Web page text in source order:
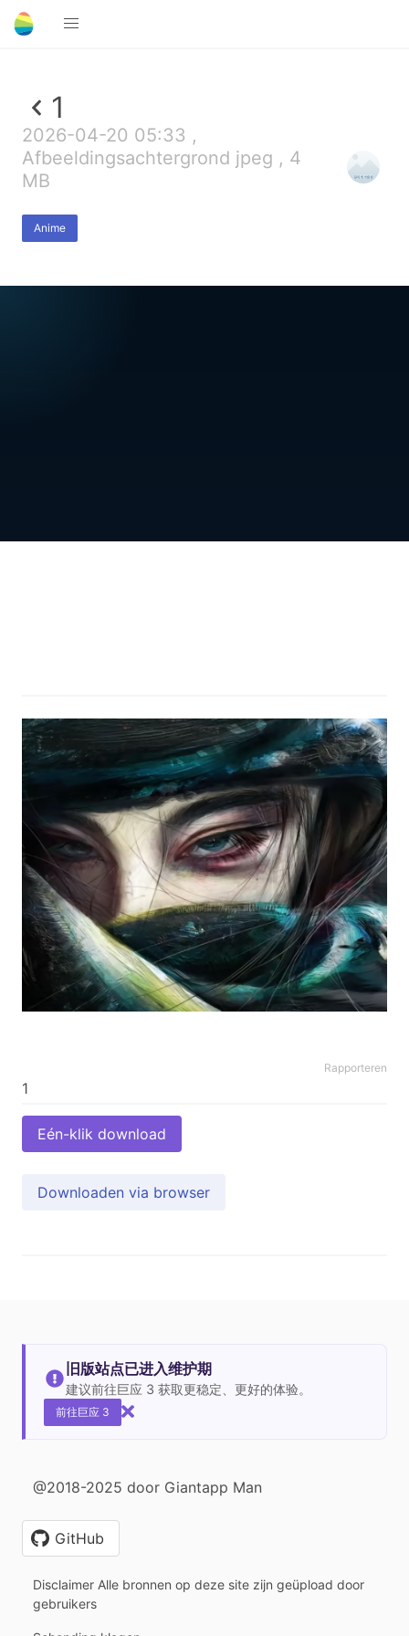
1
2026-04-20 05:33 ,
Afbeeldingsachtergrond jpeg , 4
MB
Anime
Rapporteren
Eén-klik download
Downloaden via browser
旧版站点已进入维护期
建议前往巨应 3 获取更稳定、更好的体验。
前往巨应 3
@2018-2025 door Giantapp Man
GitHub
Disclaimer Alle bronnen op deze site zijn geüpload door
gebruikers